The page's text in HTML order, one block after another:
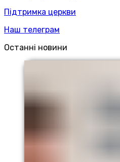
Підтримка церкви
Наш телеграм
Останні новини